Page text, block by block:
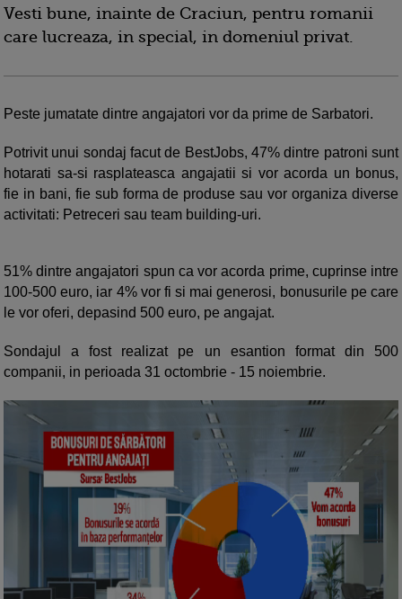
Vesti bune, inainte de Craciun, pentru romanii
care lucreaza, in special, in domeniul privat.
Peste jumatate dintre angajatori vor da prime de Sarbatori.
Potrivit unui sondaj facut de BestJobs, 47% dintre patroni sunt
hotarati sa-si rasplateasca angajatii si vor acorda un bonus,
fie in bani, fie sub forma de produse sau vor organiza diverse
activitati: Petreceri sau team building-uri.
51% dintre angajatori spun ca vor acorda prime, cuprinse intre
100-500 euro, iar 4% vor fi si mai generosi, bonusurile pe care
le vor oferi, depasind 500 euro, pe angajat.
Sondajul a fost realizat pe un esantion format din 500
companii, in perioada 31 octombrie - 15 noiembrie.